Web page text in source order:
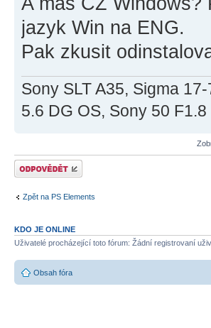
jazyk Win na ENG.
Pak zkusit
Sony SLT A35, Sigma
5.6 DG OS, Sony 50 F1.8
Odeslat odpověď
Zpět na PS Elements
KDO JE ONLINE
Uživatelé procházející toto fórum: Žádní registrovaní
Obsah fóra